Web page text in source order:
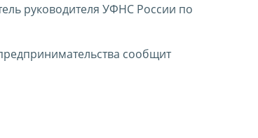
руководителя УФНС России по
сообщит